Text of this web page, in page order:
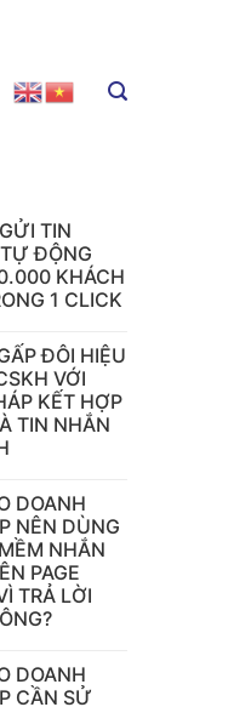
TIN
ĐỘNG
KHÁCH
1 CLICK
ĐÔI HIỆU
VỚI
KẾT HỢP
TIN NHẮN
DOANH
NÊN DÙNG
NHẮN
PAGE
TRẢ LỜI
DOANH
CẦN SỬ